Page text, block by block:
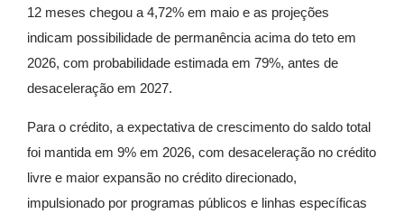
12 meses chegou a 4,72% em maio e as projeções
indicam possibilidade de permanência acima do teto em
2026, com probabilidade estimada em 79%, antes de
desaceleração em 2027.
Para o crédito, a expectativa de crescimento do saldo total
foi mantida em 9% em 2026, com desaceleração no crédito
livre e maior expansão no crédito direcionado,
impulsionado por programas públicos e linhas específicas